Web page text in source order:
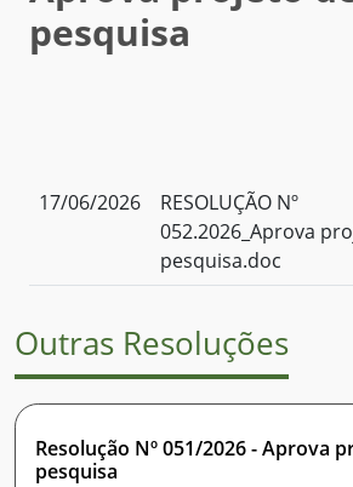
pesquisa
17/06/2026
RESOLUÇÃO Nº
052.2026_Aprova
pesquisa.doc
Outras Resoluções
Resolução Nº 051/2026 - Aprova
pesquisa